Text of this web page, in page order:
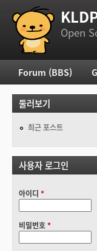
부 메뉴
Open
주 메뉴
Forum (BBS)
둘러보기
최근 포스트
사용자 로그인
아이디 *
비밀번호*